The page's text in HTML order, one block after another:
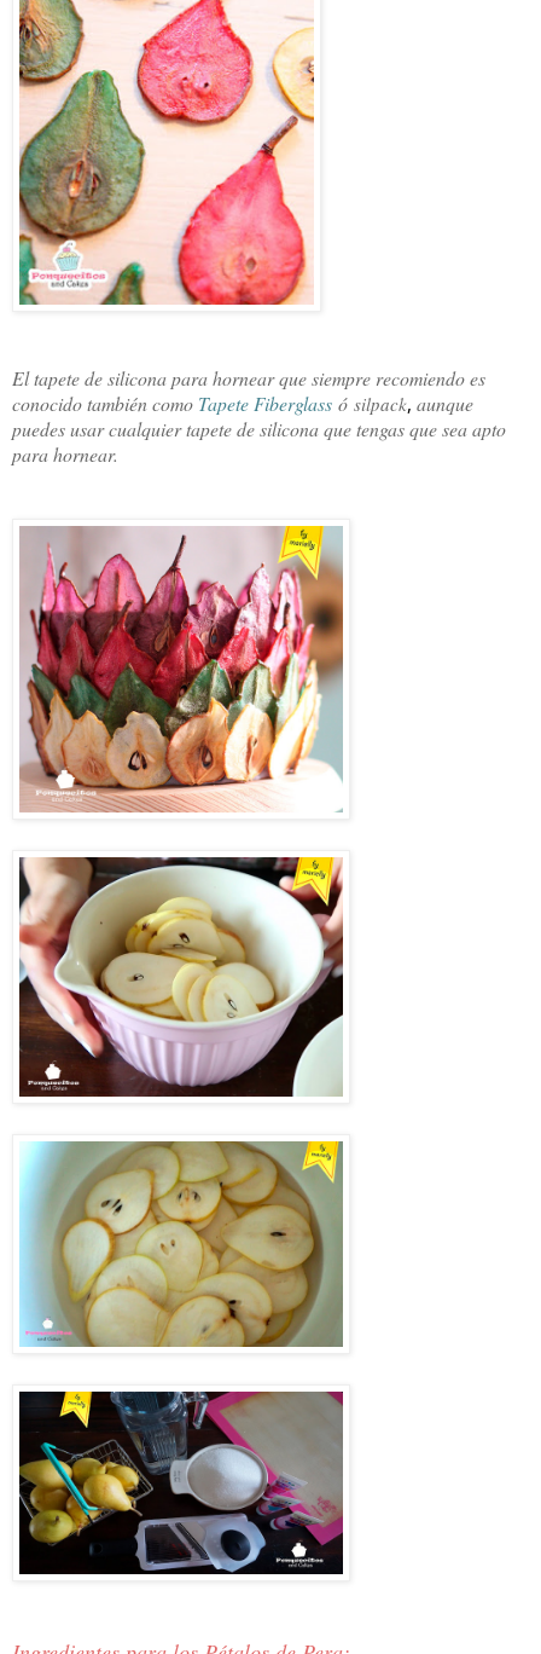
El tapete de silicona para hornear que siempre recomiendo es
conocido también como Tapete Fiberglass ó silpack, aunque
puedes usar cualquier tapete de silicona que tengas que sea apto
para hornear.